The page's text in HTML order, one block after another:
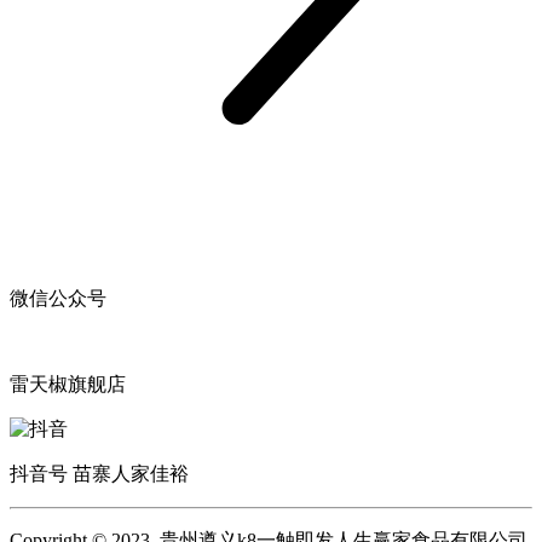
微信公众号
雷天椒旗舰店
抖音号 苗寨人家佳裕